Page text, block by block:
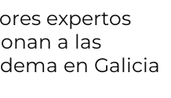
expertos
a las
en Galicia